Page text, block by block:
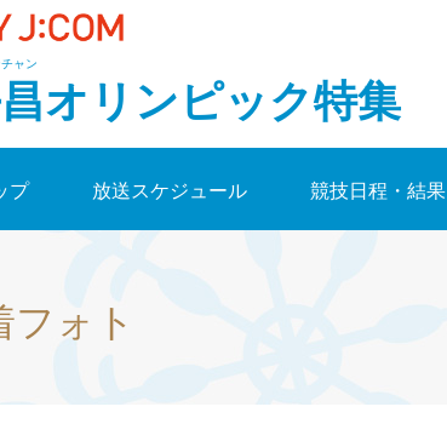
ャン
オリンピック特集
プ 放送スケジュール 競技日程・結果
フォト